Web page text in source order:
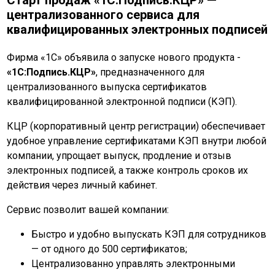
централизованного сервиса для
квалифицированных электронных подписей
Фирма «1С» объявила о запуске нового продукта -
«1С:Подпись.КЦР», предназначенного для
централизованного выпуска сертификатов
квалифицированной электронной подписи (КЭП).
КЦР (корпоративный центр регистрации) обеспечивает
удобное управление сертификатами КЭП внутри любой
компании, упрощает выпуск, продление и отзыв
электронных подписей, а также контроль сроков их
действия через личный кабинет.
Сервис позволит вашей компании:
Быстро и удобно выпускать КЭП для сотрудников
— от одного до 500 сертификатов;
Централизованно управлять электронными